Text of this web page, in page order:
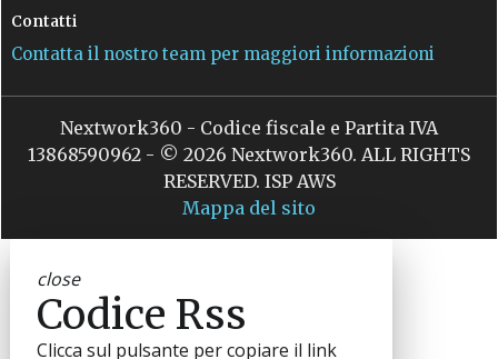
Contatti
Contatta il nostro team per maggiori informazioni
Nextwork360 - Codice fiscale e Partita IVA
13868590962 - © 2026 Nextwork360. ALL RIGHTS
RESERVED. ISP AWS
Mappa del sito
close
Codice Rss
Clicca sul pulsante per copiare il link